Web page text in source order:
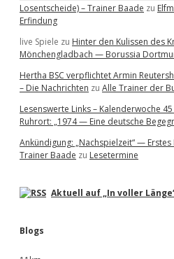
Losentscheide) – Trainer Baade zu
Erfindung
live Spiele zu Hinter den Kulissen des
Mönchengladbach — Borussia
Hertha BSC verpflichtet Armin
– Die Nachrichten zu Alle Trainer der
Lesenswerte Links – Kalenderwoche
Ruhrort: „1974 — Eine deutsche
Ankündigung: „Nachspielzeit“ —
Trainer Baade zu Lesetermine
Aktuell auf „In voller
Blogs